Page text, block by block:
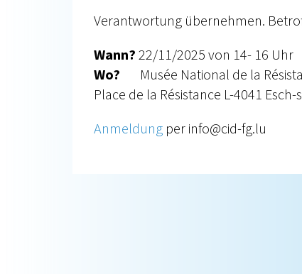
Verantwortung übernehmen.
Wann? 22/11/2025 von 14- 16 Uhr
Wo? Musée National de la
Place de la Résistance L-4041
Anmeldung per info@cid-fg.lu